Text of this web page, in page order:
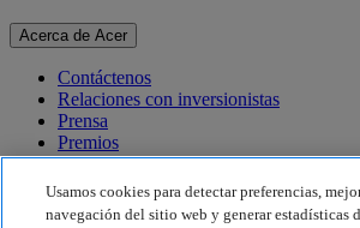
Acerca de Acer
Contáctenos
Relaciones con inversionistas
Prensa
Premios
Eventos
Sostenibilidad
Usamos cookies para detectar preferencias,
navegación del sitio web y generar estadísticas